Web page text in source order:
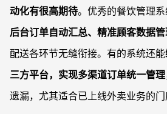
动化有很高期待。优秀的餐饮管理
后台订单自动汇总、精准顾客数据
配送各环节无缝衔接。有的系统还能
三方平台，实现多渠道订单统一管理
遗漏，尤其适合已上线外卖业务的门